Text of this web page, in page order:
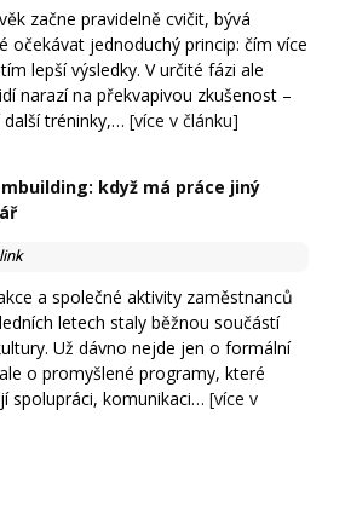
začne pravidelně cvičit, bývá
očekávat jednoduchý princip: čím více
lepší výsledky. V určité fázi ale
narazí na překvapivou zkušenost –
tréninky,… [více v článku]
když má práce jiný
a společné aktivity zaměstnanců
letech staly běžnou součástí
Už dávno nejde jen o formální
o promyšlené programy, které
spolupráci, komunikaci… [více v